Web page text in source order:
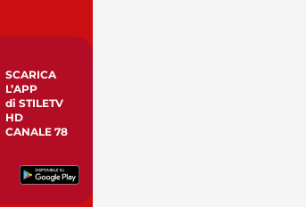
SCARICA
L’APP
di STILETV
HD
CANALE 78